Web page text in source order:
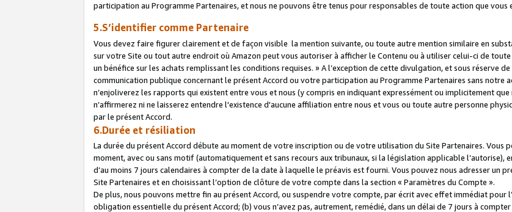
participation au Programme Partenaires, et nous ne pouvons être tenus pour responsables de toute action que
5.S’identifier comme Partenaire
Vous devez faire figurer clairement et de façon visible la mention suivante, ou toute autre mention similaire en
sur votre Site ou tout autre endroit où Amazon peut vous autoriser à afficher le Contenu ou à utiliser celui-ci de
un bénéfice sur les achats remplissant les conditions requises. » A l’exception de cette divulgation, et sous réserve
communication publique concernant le présent Accord ou votre participation au Programme Partenaires sans notre
n’enjoliverez les rapports qui existent entre vous et nous (y compris en indiquant expressément ou implicitement
n’affirmerez ni ne laisserez entendre l'existence d'aucune affiliation entre nous et vous ou toute autre personne
par le présent Accord.
6.Durée et résiliation
La durée du présent Accord débute au moment de votre inscription ou de votre utilisation du Site Partenaires. Vous
moment, avec ou sans motif (automatiquement et sans recours aux tribunaux, si la législation applicable l’autorise),
d’au moins 7 jours calendaires à compter de la date à laquelle le préavis est fourni. Vous pouvez nous adresser un
Site Partenaires et en choisissant l’option de clôture de votre compte dans la section « Paramètres du Compte ».
De plus, nous pouvons mettre fin au présent Accord, ou suspendre votre compte, par écrit avec effet immédiat pour
obligation essentielle du présent Accord; (b) vous n’avez pas, autrement, remédié, dans un délai de 7 jours à